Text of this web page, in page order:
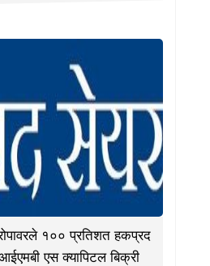
१०० प्रतिशत हकप्रद
एस क्यापिटल बिक्री